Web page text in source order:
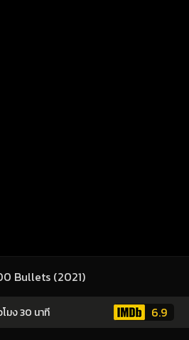
Bullets (2021)
โมง 30 นาที 6.9